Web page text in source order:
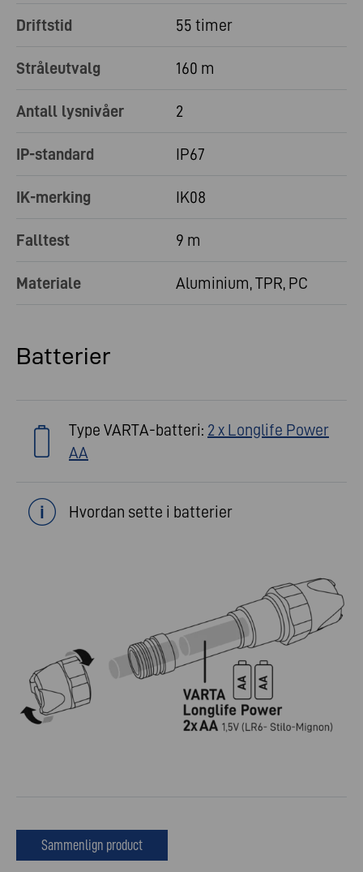
Driftstid 55 timer
Stråleutvalg 160 m
Antall lysnivåer 2
IP-standard IP67
IK-merking IK08
Falltest 9 m
Materiale Aluminium, TPR, PC
Batterier
Type VARTA-batteri: 2 x Longlife Power
AA
Hvordan sette i batterier
Sammenlign product